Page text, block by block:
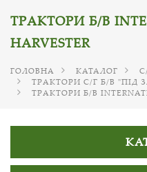
ТРАКТОРИ Б/В
HARVESTER
ГОЛОВНА КАТАЛОГ
ТРАКТОРИ С/Г Б/В "ПІД
ТРАКТОРИ Б/В